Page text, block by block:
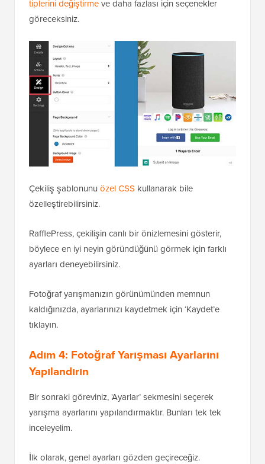
tiplerini değiştirmeve daha fazlası için seçenekler
göreceksiniz.
Çekiliş şablonunu özel CSS kullanarak bile
özelleştirebilirsiniz.
RafflePress, çekilişin canlı bir önizlemesini gösterir,
böylece en iyi neyin göründüğünü görmek için farklı
ayarları deneyebilirsiniz.
Fotoğraf yarışmanızın görünümünden memnun
kaldığınızda, ayarlarınızı kaydetmek için ‘Kaydet’e
tıklayın.
Adım 4: Fotoğraf Yarışması Ayarlarını
Yapılandırın
Bir sonraki göreviniz, ‘Ayarlar’ sekmesini seçerek
yarışma ayarlarını yapılandırmaktır. Bunları tek tek
inceleyelim.
İlk olarak, genel ayarları gözden geçireceğiz.